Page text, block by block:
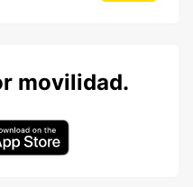
movilidad.